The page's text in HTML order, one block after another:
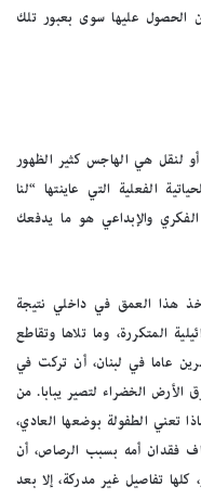
الحصول عليها سوى بعبور تلك
أو لنقل هي الهاجس كثير الظهور
الفعلية التي عاينتها “لنا
والإبداعي هو ما يدفعك
هذا العمق في داخلي نتيجة
المتكررة، وما تلاها وتقاطع
عاما في لبنان، أن تركت في
الخضراء لتصير يبابا. من
تعني الطفولة بوضعها العادي،
فقدان أمه بسبب الرصاص، أن
تفاصيل غير مدركة، إلا بعد